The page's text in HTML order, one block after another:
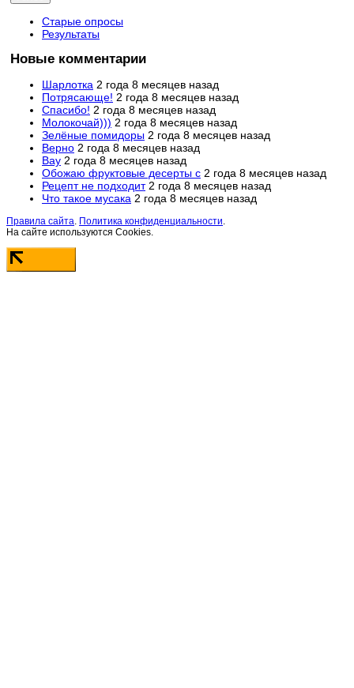
Старые опросы
Результаты
Новые комментарии
Шарлотка 2 года 8 месяцев назад
Потрясающе! 2 года 8 месяцев назад
Спасибо! 2 года 8 месяцев назад
Молокочай))) 2 года 8 месяцев назад
Зелёные помидоры 2 года 8 месяцев назад
Верно 2 года 8 месяцев назад
Вау 2 года 8 месяцев назад
Обожаю фруктовые десерты с 2 года 8 месяцев назад
Рецепт не подходит 2 года 8 месяцев назад
Что такое мусака 2 года 8 месяцев назад
Правила сайта. Политика конфиденциальности.
На сайте используются Cookies.